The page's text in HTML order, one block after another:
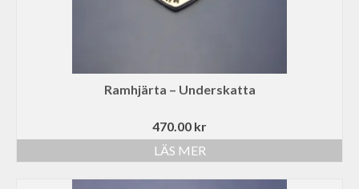
Ramhjärta – Underskatta
470.00 kr
LÄS MER